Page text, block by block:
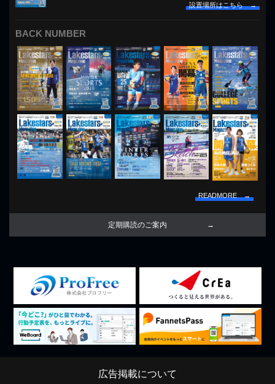
設置場所はこちら →
BACK NUMBER
READMORE →
定期購読のご案内
広告掲載について